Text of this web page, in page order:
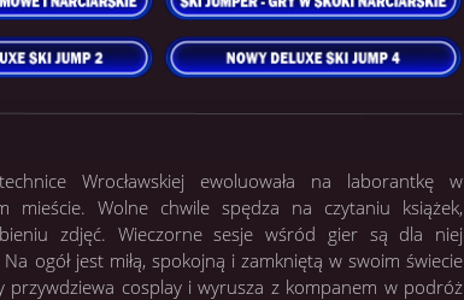
Wrocławskiej ewoluowała na laborantkę w
mieście. Wolne chwile spędza na czytaniu książek,
zdjęć. Wieczorne sesje wśród gier są dla niej
ogół jest miłą, spokojną i zamkniętą w swoim świecie
przywdziewa cosplay i wyrusza z kompanem w podróż